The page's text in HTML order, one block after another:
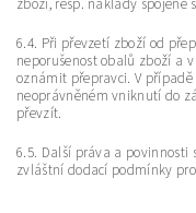
zboží, resp. náklady spojené
6.4. Při převzetí zboží od
neporušenost obalů zboží a
oznámit přepravci. V
neoprávněném vniknutí do
převzít.
6.5. Další práva a
zvláštní dodací podmínky